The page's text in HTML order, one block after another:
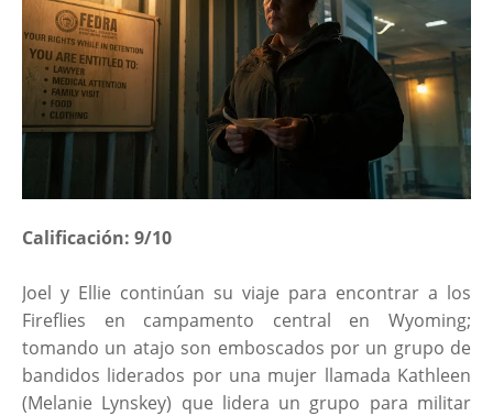
Calificación: 9/10
Joel y Ellie continúan su viaje para encontrar a los
Fireflies en campamento central en Wyoming;
tomando un atajo son emboscados por un grupo de
bandidos liderados por una mujer llamada Kathleen
(Melanie Lynskey) que lidera un grupo para militar